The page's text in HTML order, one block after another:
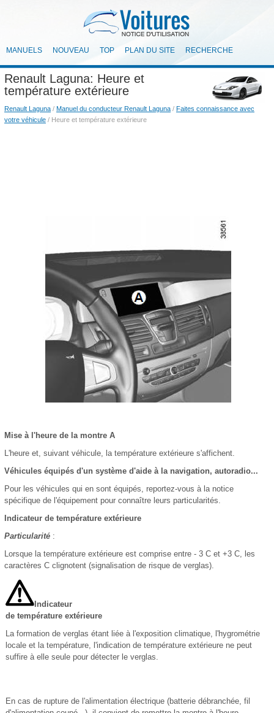
MANUELS NOUVEAU TOP PLAN DU SITE RECHERCHE
Renault Laguna: Heure et
température extérieure
Renault Laguna / Manuel du conducteur Renault Laguna / Faites connaissance avec
votre véhicule / Heure et température extérieure
Mise à l'heure de la montre A
L'heure et, suivant véhicule, la température extérieure s'affichent.
Véhicules équipés d'un système d'aide à la navigation, autoradio...
Pour les véhicules qui en sont équipés, reportez-vous à la notice
spécifique de l'équipement pour connaître leurs particularités.
Indicateur de température extérieure
Particularité :
Lorsque la température extérieure est comprise entre - 3 C et +3 C, les
caractères C clignotent (signalisation de risque de verglas).
Indicateur
de température extérieure
La formation de verglas étant liée à l'exposition climatique, l'hygrométrie
locale et la température, l'indication de température extérieure ne peut
suffire à elle seule pour détecter le verglas.
En cas de rupture de l'alimentation électrique (batterie débranchée, fil